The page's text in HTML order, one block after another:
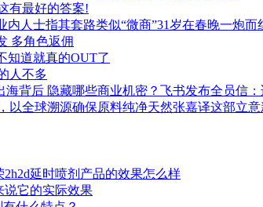
有最好的答案!
内人士指其套路类似“微商”31岁在春晚一炮
多角色返佣
知道就真的OUT了
人不多
海背后 隐藏哪些商业机密？飞书发布全员信
以全球溯源确保原料纯净天然张嘉译这部立
延时喷剂产品的效果怎么样
说它的实际效果